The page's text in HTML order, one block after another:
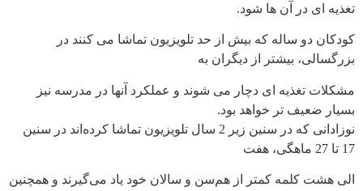
تغذیه ای در آن ها شود.
کودکان دو ساله که بیش از حد تلویزیون تماشا می کنند در
بزرگسالی، بیشتر از دیگران به
مشکلات تغذیه ای دچار می شوند و عملکرد آنها در مدرسه نیز
بسیار ضعیف تر خواهد بود.
نوزادانی که در سنین زیر 2 سال تلویزیون تماشا کرده‌اند در سنین
17 تا 27 ماهگی، هفت
الی هشت کلمه کمتر از هم‌سن و سالان خود یاد می‌گیرند و همچنین